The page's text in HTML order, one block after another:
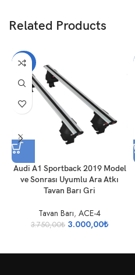
Related Products
-20%
Audi A1 Sportback 2019 Model
ve Sonrası Uyumlu Ara Atkı
Tavan Barı Gri
Tavan Barı, ACE-4
3.750,00₺ 3.000,00₺